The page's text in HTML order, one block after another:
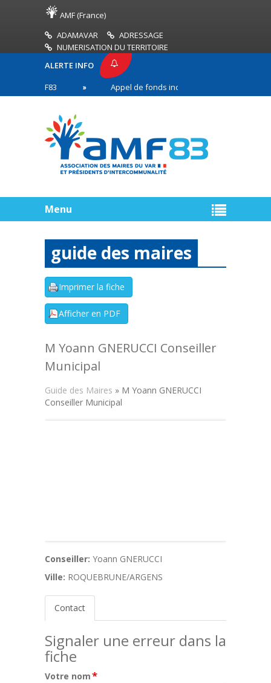
AMF (France)
ADAMAVAR
ADRESSAGE
NUMERISATION DU TERRITOIRE
ALERTE INFO
Appel de fonds incendies de forêt
première ligne
Menu
guide des maires
M Yoann GNERUCCI Conseiller
Municipal
Guide des Maires » M Yoann GNERUCCI
Conseiller Municipal
Conseiller: Yoann GNERUCCI
Ville: ROQUEBRUNE/ARGENS
Contact
Signaler une erreur dans la
fiche
Votre nom*